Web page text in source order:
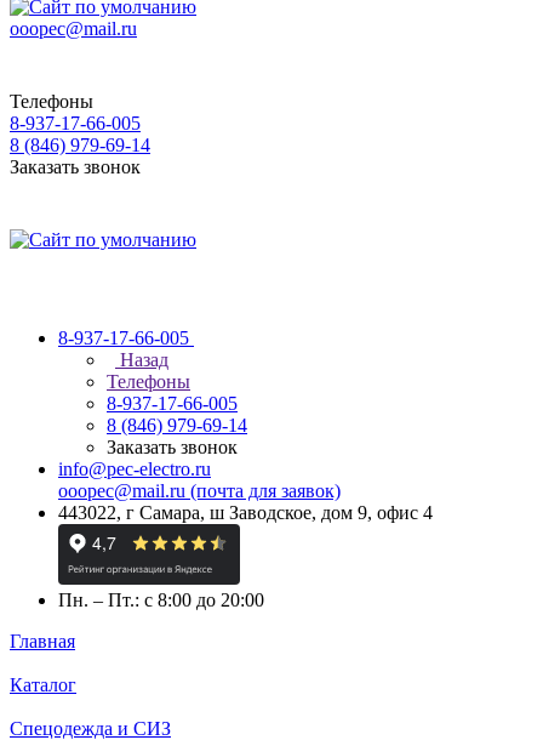
ooopec@mail.ru
Телефоны
8-937-17-66-005
8 (846) 979-69-14
Заказать звонок
8-937-17-66-005
Назад
Телефоны
8-937-17-66-005
8 (846) 979-69-14
Заказать звонок
info@pec-electro.ru
ooopec@mail.ru (почта для заявок)
443022, г Самара, ш Заводское, дом 9, офис 4
Пн. – Пт.: с 8:00 до 20:00
Главная
Каталог
Спецодежда и СИЗ